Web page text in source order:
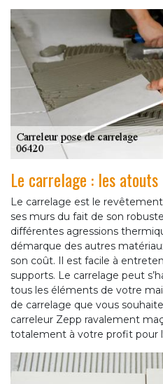
Le carrelage : les atouts
Le carrelage est le
ses murs du fait de son
différentes agressions
démarque des autres
son coût. Il est facile à
supports. Le carrelage peut
tous les éléments de votre
de carrelage que vous
carreleur Zepp ravalement
totalement à votre profit pour